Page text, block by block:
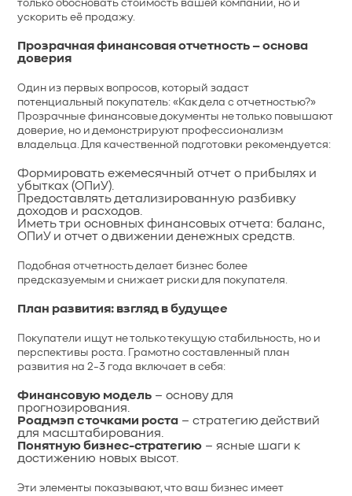
только обосновать стоимость вашей компании, но и
ускорить её продажу.
Прозрачная финансовая отчетность – основа
доверия
Один из первых вопросов, который задаст
потенциальный покупатель: «Как дела с отчетностью?»
Прозрачные финансовые документы не только повышают
доверие, но и демонстрируют профессионализм
владельца. Для качественной подготовки рекомендуется:
Формировать ежемесячный отчет о прибылях и
убытках (ОПиУ).
Предоставлять детализированную разбивку
доходов и расходов.
Иметь три основных финансовых отчета: баланс,
ОПиУ и отчет о движении денежных средств.
Подобная отчетность делает бизнес более
предсказуемым и снижает риски для покупателя.
План развития: взгляд в будущее
Покупатели ищут не только текущую стабильность, но и
перспективы роста. Грамотно составленный план
развития на 2-3 года включает в себя:
Финансовую модель – основу для
прогнозирования.
Роадмэп с точками роста – стратегию действий
для масштабирования.
Понятную бизнес-стратегию – ясные шаги к
достижению новых высот.
Эти элементы показывают, что ваш бизнес имеет